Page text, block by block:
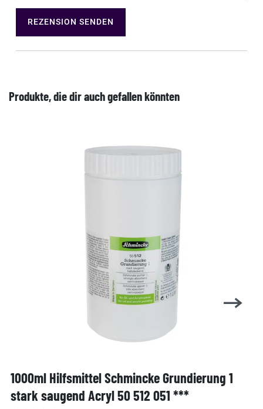
REZENSION SENDEN
Produkte, die dir auch gefallen könnten
1000ml Hilfsmittel Schmincke Grundierung 1
stark saugend Acryl 50 512 051 ***